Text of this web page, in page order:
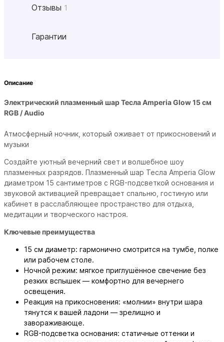
Отзывы 1
Гарантии
Описание
Электрический плазменный шар Тесла Amperia Glow 15 см
RGB / Audio
Атмосферный ночник, который оживает от прикосновений и
музыки
Создайте уютный вечерний свет и волшебное шоу
плазменных разрядов. Плазменный шар Тесла Amperia Glow
диаметром 15 сантиметров с RGB-подсветкой основания и
звуковой активацией превращает спальню, гостиную или
кабинет в расслабляющее пространство для отдыха,
медитации и творческого настроя.
Ключевые преимущества
15 см диаметр: гармонично смотрится на тумбе, полке
или рабочем столе.
Ночной режим: мягкое приглушённое свечение без
резких вспышек — комфортно для вечернего
освещения.
Реакция на прикосновения: «молнии» внутри шара
тянутся к вашей ладони — зрелищно и
завораживающе.
RGB-подсветка основания: статичные оттенки и